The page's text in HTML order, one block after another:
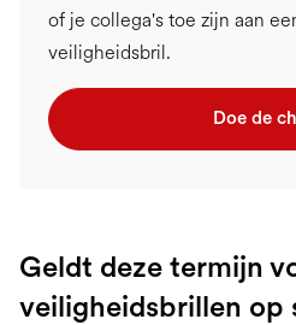
of je collega's toe zijn aan
veiligheidsbril.
Doe de
Geldt deze termijn
veiligheidsbrillen op